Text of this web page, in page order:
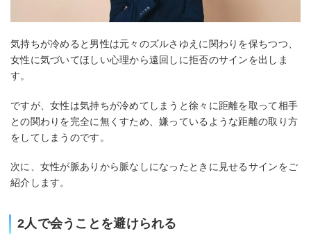
気持ちが冷めると男性は元々のズルさゆえに関わりを保ちつつ、
女性に気づいてほしい心理から遠回しに拒否のサインを出しま
す。
ですが、女性は気持ちが冷めてしまうと徐々に距離を取って相手
との関わりを完全に無くすため、嫌っているような距離の取り方
をしてしまうのです。
次に、女性が脈ありから脈なしになったときに見せるサインをご
紹介します。
2人で会うことを避けられる